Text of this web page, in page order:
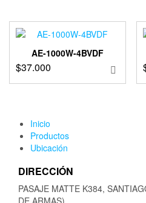
AE-1000W-4BVDF
$37.000
Inicio
Productos
Ubicación
DIRECCIÓN
PASAJE MATTE K384,